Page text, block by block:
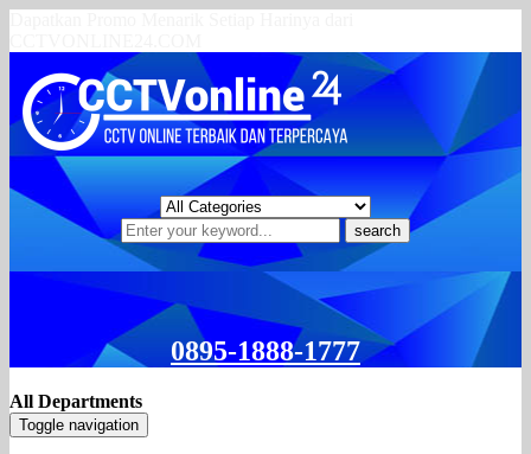
search
0895-1888-1777
All Departments
Toggle navigation